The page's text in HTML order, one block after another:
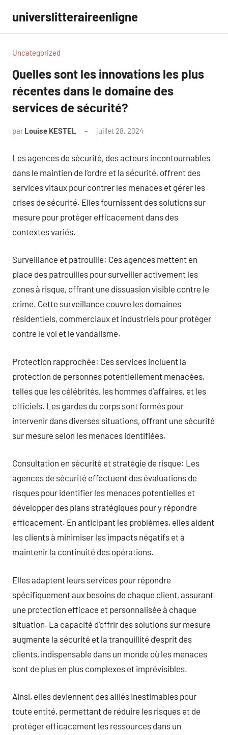
contenu
universlitteraireenligne
Uncategorized
Quelles sont les innovations les plus
récentes dans le domaine des
services de sécurité?
par Louise KESTEL juillet 28, 2024
Les agences de sécurité, des acteurs incontournables
dans le maintien de l’ordre et la sécurité, offrent des
services vitaux pour contrer les menaces et gérer les
crises de sécurité. Elles fournissent des solutions sur
mesure pour protéger efficacement dans des
contextes variés.
Surveillance et patrouille: Ces agences mettent en
place des patrouilles pour surveiller activement les
zones à risque, offrant une dissuasion visible contre le
crime. Cette surveillance couvre les domaines
résidentiels, commerciaux et industriels pour protéger
contre le vol et le vandalisme.
Protection rapprochée: Ces services incluent la
protection de personnes potentiellement menacées,
telles que les célébrités, les hommes d’affaires, et les
officiels. Les gardes du corps sont formés pour
intervenir dans diverses situations, offrant une sécurité
sur mesure selon les menaces identifiées.
Consultation en sécurité et stratégie de risque: Les
agences de sécurité effectuent des évaluations de
risques pour identifier les menaces potentielles et
développer des plans stratégiques pour y répondre
efficacement. En anticipant les problèmes, elles aident
les clients à minimiser les impacts négatifs et à
maintenir la continuité des opérations.
Elles adaptent leurs services pour répondre
spécifiquement aux besoins de chaque client, assurant
une protection efficace et personnalisée à chaque
situation. La capacité d’offrir des solutions sur mesure
augmente la sécurité et la tranquillité d’esprit des
clients, indispensable dans un monde où les menaces
sont de plus en plus complexes et imprévisibles.
Ainsi, elles deviennent des alliés inestimables pour
toute entité, permettant de réduire les risques et de
protéger efficacement les ressources dans un